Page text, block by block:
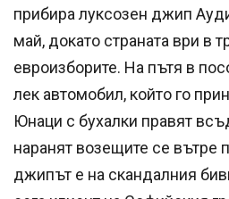
прибира луксозен джип
май, докато страната ври в
евроизборите. На пътя в
лек автомобил, който го
Юнаци с бухалки правят
наранят возещите се вътре
джипът е на скандалния